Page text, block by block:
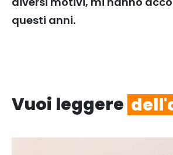
questi anni.
Vuoi leggere